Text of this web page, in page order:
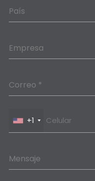
País
Empresa
Correo *
+1
Mensaje